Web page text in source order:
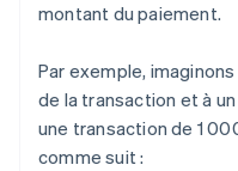
montant du paiement.
Par exemple,
de la transaction et à
une transaction de 1
comme suit :